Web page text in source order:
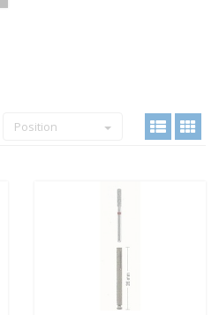
Position